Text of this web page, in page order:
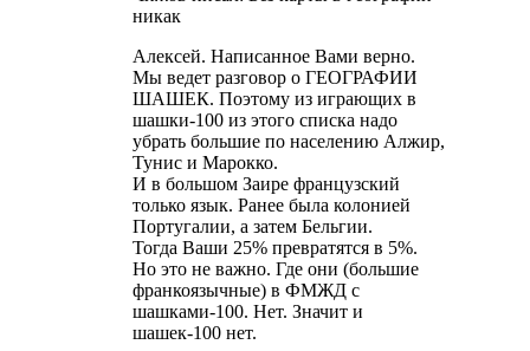
никак
Алексей. Написанное Вами верно.
Мы ведет разговор о ГЕОГРАФИИ
ШАШЕК. Поэтому из играющих в
шашки-100 из этого списка надо
убрать большие по населению Алжир,
Тунис и Марокко.
И в большом Заире французский
только язык. Ранее была колонией
Португалии, а затем Бельгии.
Тогда Ваши 25% превратятся в 5%.
Но это не важно. Где они (большие
франкоязычные) в ФМЖД с
шашками-100. Нет. Значит и
шашек-100 нет.